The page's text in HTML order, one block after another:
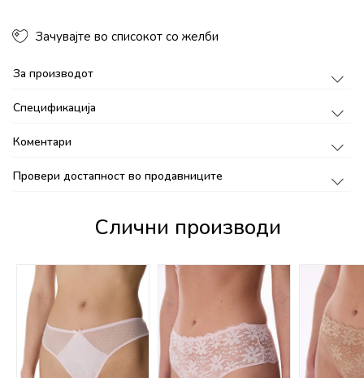
Зачувајте во списокот со желби
За производот
Спецификација
Коментари
Провери достапност во продавниците
Слични производи